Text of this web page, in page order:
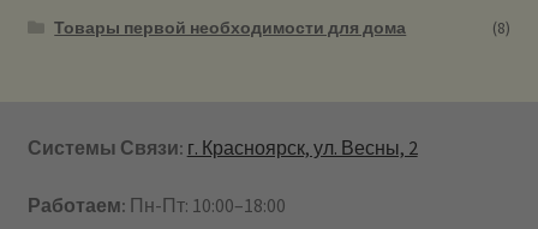
Товары первой необходимости для дома
(8)
Системы Связи: г. Красноярск, ул. Весны, 2
Работаем: Пн-Пт: 10:00–18:00